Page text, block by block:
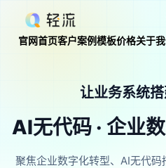
官网首页客户案例模板价格关于
让业务系统
AI无代码 · 企业
聚焦企业数字化转型、AI无代